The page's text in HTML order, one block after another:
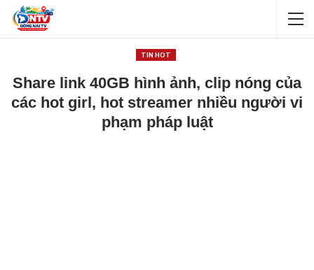
TIN HOT
Share link 40GB hình ảnh, clip nóng của
các hot girl, hot streamer nhiều người vi
phạm pháp luật